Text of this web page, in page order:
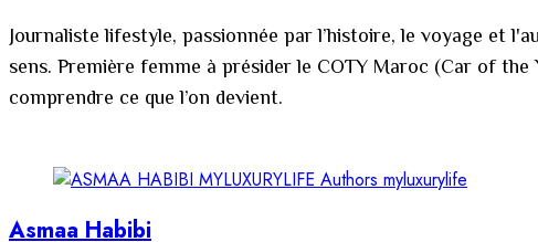
Journaliste lifestyle, passionnée par l’histoire, le voyage et
sens. Première femme à présider le COTY Maroc (Car of the
comprendre ce que l’on devient.
Asmaa Habibi